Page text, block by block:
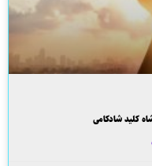
کلید شادکامی